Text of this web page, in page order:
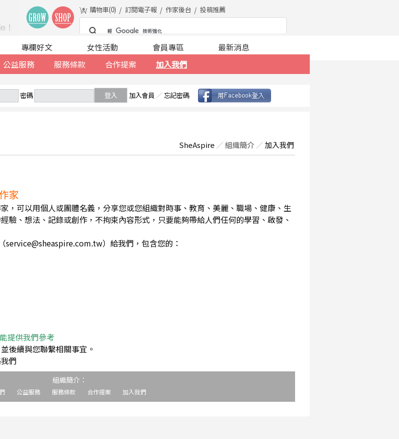
購物車(0) 訂閱電子報 作家後台 投稿推薦
公益服務 服務條款 合作提案 加入我們
專欄好文 女性活動 會員專區 最新消息
密碼 登入 加入會員 ／ 忘記密碼
SheAspire ／組織簡介 ／加入我們
家
，可以用個人或團體名義，分享您或您組織對時事、教育、美麗、職場、健康、生
驗、想法、記錄或創作，不拘束內容形式，只要能夠帶給人們任何的學習、啟發、
）給我們，包含您的：
提供我們參考
後續與您聯繫相關事宜。
們
組織簡介：
公益服務 服務條款 合作提案 加入我們